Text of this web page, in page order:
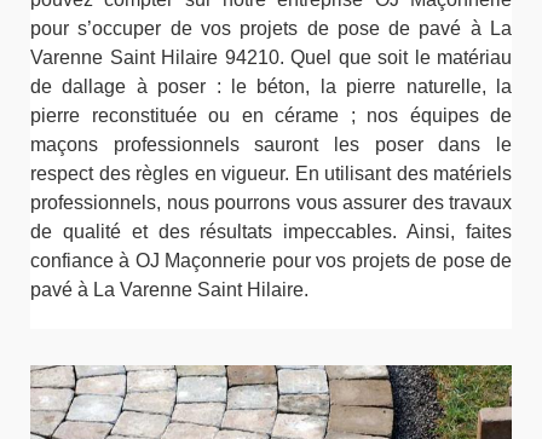
pour s’occuper de vos projets de pose de pavé à La
Varenne Saint Hilaire 94210. Quel que soit le matériau
de dallage à poser : le béton, la pierre naturelle, la
pierre reconstituée ou en cérame ; nos équipes de
maçons professionnels sauront les poser dans le
respect des règles en vigueur. En utilisant des matériels
professionnels, nous pourrons vous assurer des travaux
de qualité et des résultats impeccables. Ainsi, faites
confiance à OJ Maçonnerie pour vos projets de pose de
pavé à La Varenne Saint Hilaire.